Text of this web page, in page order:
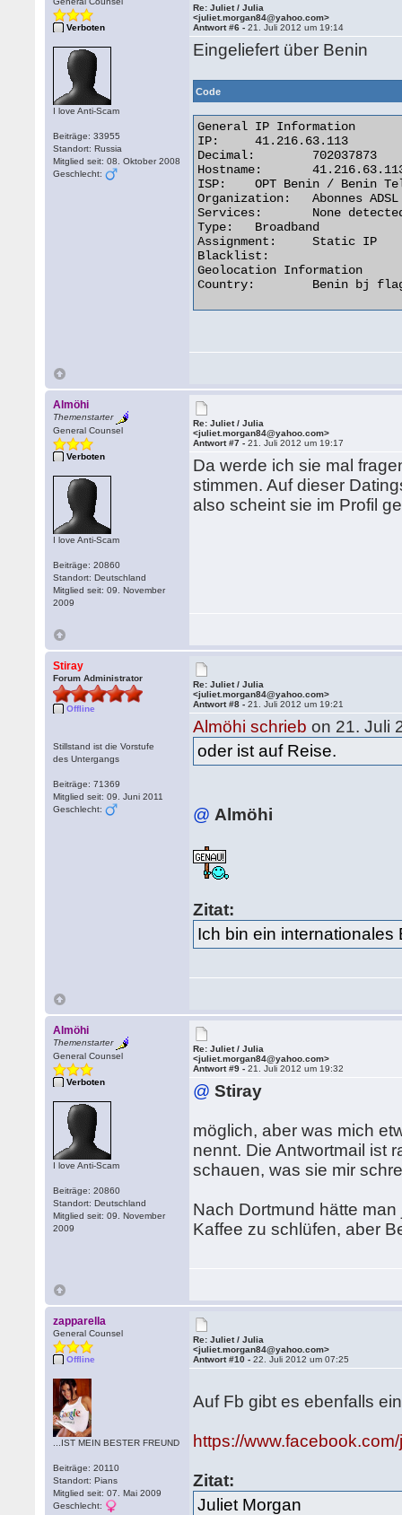
Verboten
I love Anti-Scam
Beiträge: 33955
Standort: Russia
Mitglied seit: 08. Oktober 2008
Geschlecht:
Re: Juliet / Julia
<juliet.morgan84@yahoo.com>
Antwort #6 -21. Juli 2012 um 19:14
Eingeliefert über Benin
Code
General IP Information
IP:	41.216.63.113
Decimal:	702037873
Hostname:	41.216.63.113
ISP:	OPT Benin / Benin Telecom
Organization:	Abonnes ADSL de Benin Telecoms a Akpakpa
Services:	None detected
Type:	Broadband
Assignment:	Static IP
Blacklist:
Geolocation Information
Country:	Benin bj flag
Almöhi
Themenstarter
General Counsel
Verboten
I love Anti-Scam
Beiträge: 20860
Standort: Deutschland
Mitglied seit: 09. November
2009
Re: Juliet / Julia
<juliet.morgan84@yahoo.com>
Antwort #7 -21. Juli 2012 um 19:17
Da werde ich sie mal
stimmen. Auf dieser
also scheint sie im Profil
Stiray
Forum Administrator
Offline
Stillstand ist die Vorstufe
des Untergangs
Beiträge: 71369
Mitglied seit: 09. Juni 2011
Geschlecht:
Re: Juliet / Julia
<juliet.morgan84@yahoo.com>
Antwort #8 -21. Juli 2012 um 19:21
Almöhi schrieb on 21. Juli
oder ist auf Reise.
@ Almöhi
Zitat:
Ich bin ein internationales
Almöhi
Themenstarter
General Counsel
Verboten
I love Anti-Scam
Beiträge: 20860
Standort: Deutschland
Mitglied seit: 09. November
2009
Re: Juliet / Julia
<juliet.morgan84@yahoo.com>
Antwort #9 -21. Juli 2012 um 19:32
@ Stiray
möglich, aber was mich
nennt. Die Antwortmail ist
schauen, was sie mir
Nach Dortmund hätte
Kaffee zu schlüfen, aber
zapparella
General Counsel
Offline
...IST MEIN BESTER FREUND
Beiträge: 20110
Standort: Pians
Mitglied seit: 07. Mai 2009
Geschlecht:
Re: Juliet / Julia
<juliet.morgan84@yahoo.com>
Antwort #10 -22. Juli 2012 um 07:25
Auf Fb gibt es ebenfalls
https://
Zitat:
Juliet Morgan